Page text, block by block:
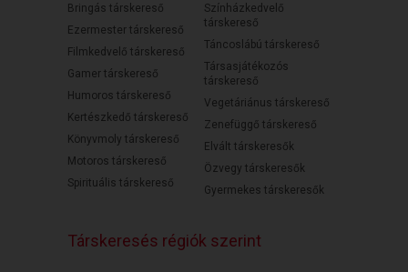
Bringás társkereső
Ezermester társkereső
Filmkedvelő társkereső
Gamer társkereső
Humoros társkereső
Kertészkedő társkereső
Könyvmoly társkereső
Motoros társkereső
Spirituális társkereső
Színházkedvelő
társkereső
Táncoslábú társkereső
Társasjátékozós
társkereső
Vegetáriánus társkereső
Zenefüggő társkereső
Elvált társkeresők
Özvegy társkeresők
Gyermekes társkeresők
Társkeresés régiók szerint